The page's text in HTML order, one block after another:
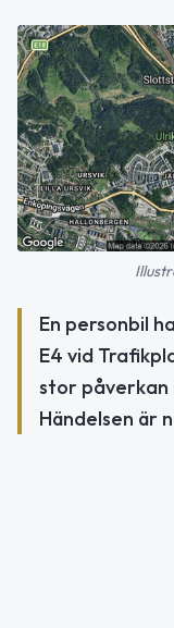
En personbil
E4 vid
stor påverkan
Händelsen är